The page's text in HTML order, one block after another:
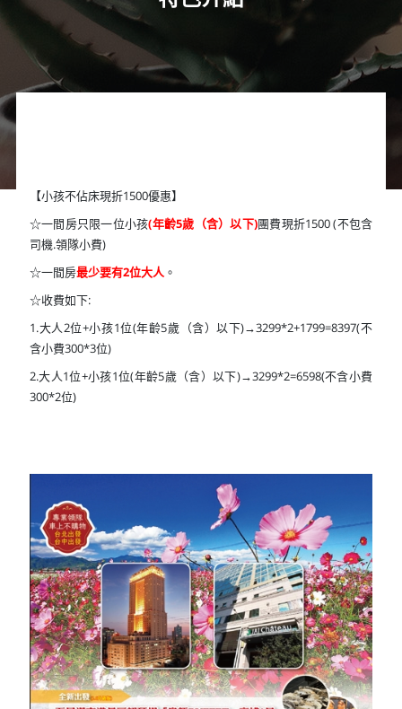
【小孩不佔床現折1500優惠】
☆一間房只限一位小孩(年齡5歲（含）以下)團費現折1500 (不包含
司機.領隊小費)
☆一間房最少要有2位大人。
☆收費如下:
1.大人2位+小孩1位(年齡5歲（含）以下)→3299*2+1799=8397(不
含小費300*3位)
2.大人1位+小孩1位(年齡5歲（含）以下)→3299*2=6598(不含小費
300*2位)